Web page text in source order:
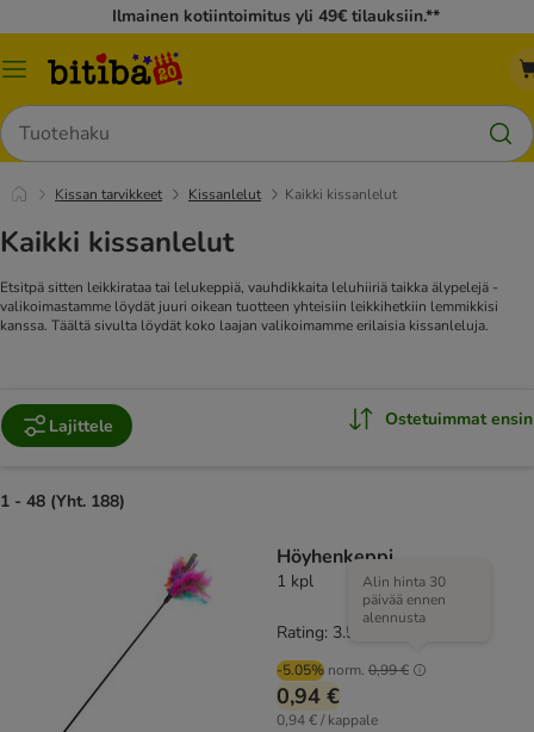
Ilmainen kotiintoimitus yli 49€ tilauksiin.**
Katalogivalikko
Hae
Kissan tarvikkeet Kissanlelut Kaikki kissanlelut
Kaikki kissanlelut
Etsitpä sitten leikkirataa tai lelukeppiä, vauhdikkaita leluhiiriä taikka älypelejä -
valikoimastamme löydät juuri oikean tuotteen yhteisiin leikkihetkiin lemmikkisi
kanssa. Täältä sivulta löydät koko laajan valikoimamme erilaisia kissanleluja.
Lajittele Ostetuimmat ensin
1 - 48 (Yht. 188)
Höyhenkeppi
1 kpl
-5.05% norm. 0,99 €
Alin hinta 30
päivää ennen
alennusta
0,94 €
0,94 € / kappale
Rating: 3.5/5